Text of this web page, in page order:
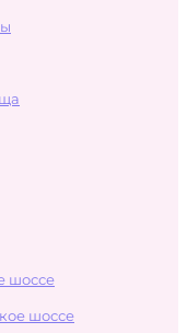
шоссе
шоссе